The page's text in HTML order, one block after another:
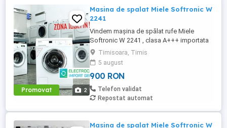
Promovat 2
Masina de spalat Miele Softronic W
2241
Vindem mașina de spălat rufe Miele
Softronic W 2241 , clasa A+++ importata
din Germania in stare perfecta de
functionare. Programe spălare: Fierbere
spălare rufe bumbac Spălare bumbac
ecologic Spălare rufe usoare Spălare rufe
fine Program expres 30 minute Spălare
rufe lână Spălare manuală Program ...
Timisoara, Timis
5 august
900 RON
Telefon validat
Repostat automat
Masina de spalat Miele Softronic W